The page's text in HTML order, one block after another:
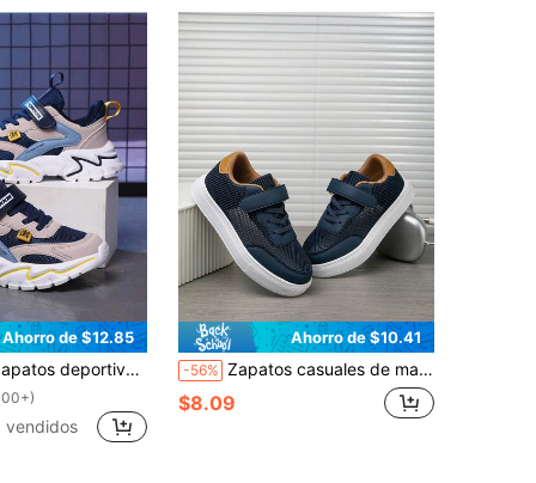
Ahorro de $12.85
para niños de suela antideslizante, transpirables y resistentes al desgaste, de estilo casual y de temporada, de color bloqueado y de bajo perfil
vendidos
Ahorro de $10.41
-56% Zapatos casuales de malla azul para niños/niñas, con cierre de gancho y bucle de fácil puesta y quitada, zapatillas deportivas planas, adecuadas para la escuela, uso diario casual, verano al aire libre, versátiles para patineta/correr
$8.09